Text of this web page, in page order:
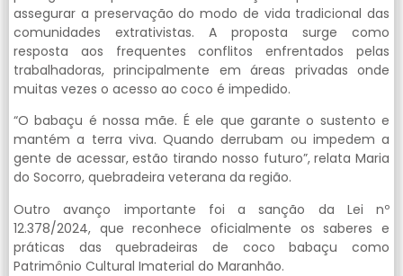
assegurar a preservação do modo de vida tradicional das
comunidades extrativistas. A proposta surge como
resposta aos frequentes conflitos enfrentados pelas
trabalhadoras, principalmente em áreas privadas onde
muitas vezes o acesso ao coco é impedido.
“O babaçu é nossa mãe. É ele que garante o sustento e
mantém a terra viva. Quando derrubam ou impedem a
gente de acessar, estão tirando nosso futuro”, relata Maria
do Socorro, quebradeira veterana da região.
Outro avanço importante foi a sanção da Lei nº
12.378/2024, que reconhece oficialmente os saberes e
práticas das quebradeiras de coco babaçu como
Patrimônio Cultural Imaterial do Maranhão.